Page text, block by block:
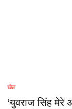
खेल
‘युवराज सिंह